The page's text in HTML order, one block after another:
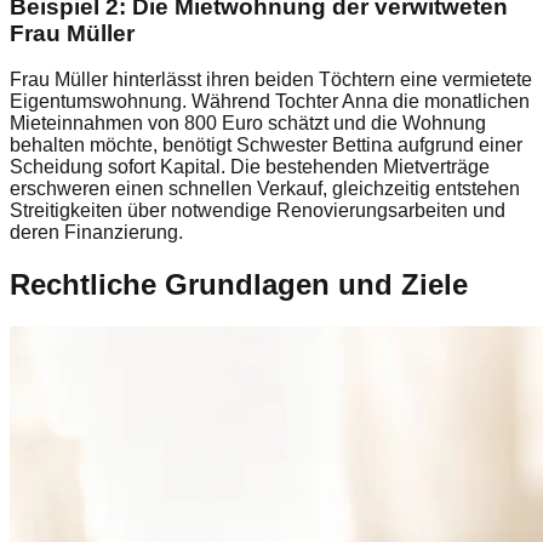
Beispiel 2: Die Mietwohnung der verwitweten
Frau Müller
Frau Müller hinterlässt ihren beiden Töchtern eine vermietete
Eigentumswohnung. Während Tochter Anna die monatlichen
Mieteinnahmen von 800 Euro schätzt und die Wohnung
behalten möchte, benötigt Schwester Bettina aufgrund einer
Scheidung sofort Kapital. Die bestehenden Mietverträge
erschweren einen schnellen Verkauf, gleichzeitig entstehen
Streitigkeiten über notwendige Renovierungsarbeiten und
deren Finanzierung.
Rechtliche Grundlagen und Ziele